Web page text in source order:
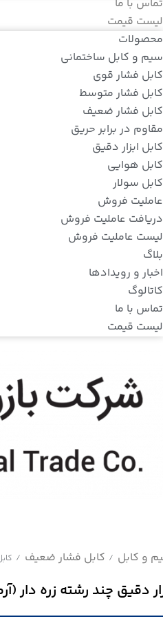
تماس با ما
لیست قیمت
محصولات
سیم و کابل ساختمانی
کابل فشار قوی
کابل فشار متوسط
کابل فشار ضعیف
مقاوم در برابر حریق
کابل ابزار دقیق
کابل هوایی
کابل سولار
عاملیت فروش
دریافت عاملیت فروش
لیست عاملیت فروش
بلاگ
اخبار و رویدادها
کاتالوگ
تماس با ما
لیست قیمت
و کابل / کابل فشار ضعیف /
دقیق چند رشته زره دار (آرمور